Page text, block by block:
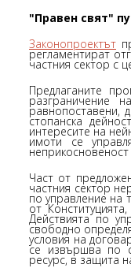
"Правен свят"
Законопроектът
регламентират
частния сектор с
Предлаганите
разграничение
равнопоставени,
стопанска
интересите на
имоти се
Част от
частния сектор
по управление на
от
Действията по
свободно
условия на
се извършва по
ресурс, в защита